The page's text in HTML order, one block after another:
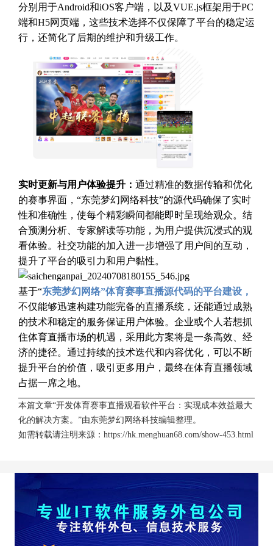
分别用于Android和iOS客户端，以及VUE.js框架用于PC
端和H5网页端，这些技术选择不仅保障了平台的稳定运
行，还简化了后期的维护和升级工作。
实时更新与用户体验提升： 通过精准的数据传输和优化
的赛事界面，“东莞梦幻网络科技”的源代码确保了实时
性和准确性，使每个精彩瞬间都能即时呈现给观众。结
合预测分析、专家解读等功能，为用户提供沉浸式的观
看体验。社交功能的加入进一步增强了用户间的互动，
提升了平台的吸引力和用户黏性。
基于“东莞梦幻网络”体育赛事直播源代码的平台建设，
不仅能够迅速构建功能完备的直播系统，还能通过成熟
的技术和稳定的服务保证用户体验。企业或个人若想抓
住体育直播市场的机遇，采用此方案将是一条高效、经
济的捷径。通过持续的技术迭代和内容优化，可以不断
提升平台的价值，吸引更多用户，最终在体育直播领域
占据一席之地。
本篇文章“开发体育赛事直播观看软件平台：实现成本效益最大
化的解决方案。”由东莞梦幻网络科技编辑整理。
如需转载请注明来源： https://hk.menghuan68.com/show-453.html